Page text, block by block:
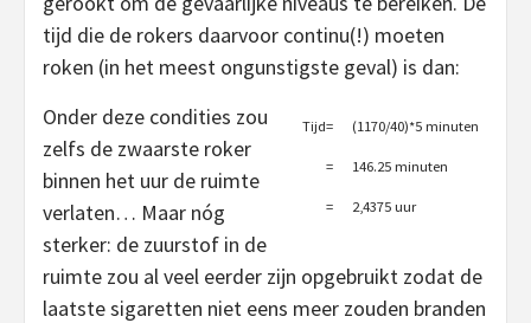
tijd die de rokers daarvoor continu(!) moeten
roken (in het meest ongunstigste geval) is dan:
Tijd= (1170/40)*5 minuten
= 146.25 minuten
= 2,4375 uur
Onder deze condities zou
zelfs de zwaarste roker
binnen het uur de ruimte
verlaten… Maar nóg
sterker: de zuurstof in de
ruimte zou al veel eerder zijn opgebruikt zodat de
laatste sigaretten niet eens meer zouden branden